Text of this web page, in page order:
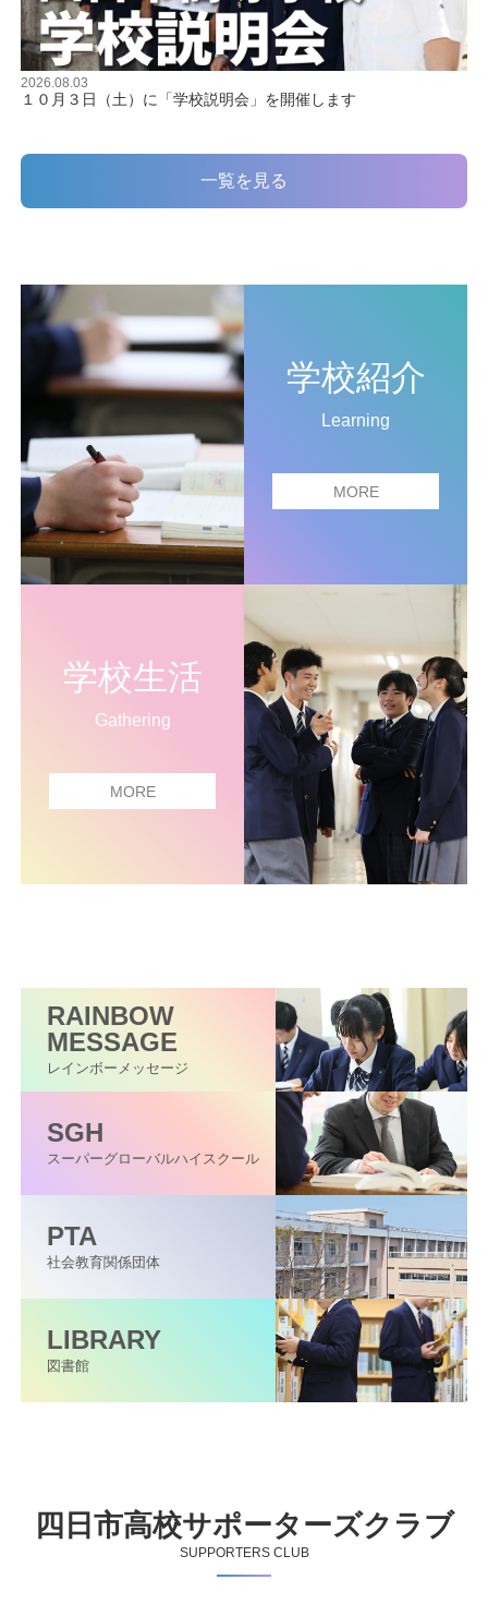
2026.08.03
１０月３日（土）に「学校説明会」を開催します
一覧を見る
学校紹介
Learning
MORE
学校生活
Gathering
MORE
RAINBOW
MESSAGE
レインボーメッセージ
SGH
スーパーグローバルハイスクール
PTA
社会教育関係団体
LIBRARY
図書館
四日市高校サポーターズクラブ
SUPPORTERS CLUB